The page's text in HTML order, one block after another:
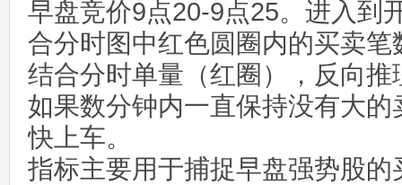
早盘竞价9点20-9点25。进入到
合分时图中红色圆圈内的买卖笔
结合分时单量（红圈），反向推
如果数分钟内一直保持没有大
快上车。
指标主要用于捕捉早盘强势股